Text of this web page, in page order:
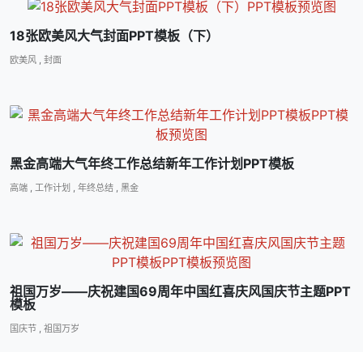
18张欧美风大气封面PPT模板（下）
欧美风 封面
黑金高端大气年终工作总结新年工作计划PPT模板
高端 工作计划 年终总结 黑金
祖国万岁――庆祝建国69周年中国红喜庆风国庆节主题PPT
模板
国庆节 祖国万岁